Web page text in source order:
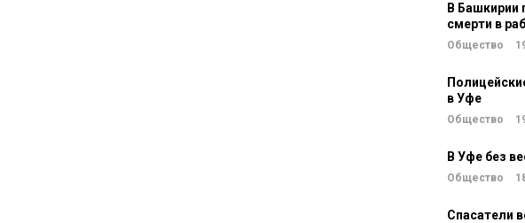
В Башкирии
смерти в
Общество
в Уфе
Общество
В Уфе без
Общество
Спасатели